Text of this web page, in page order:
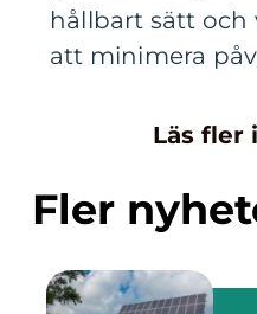
hållbart sätt
att minimera
Läs fler
Fler